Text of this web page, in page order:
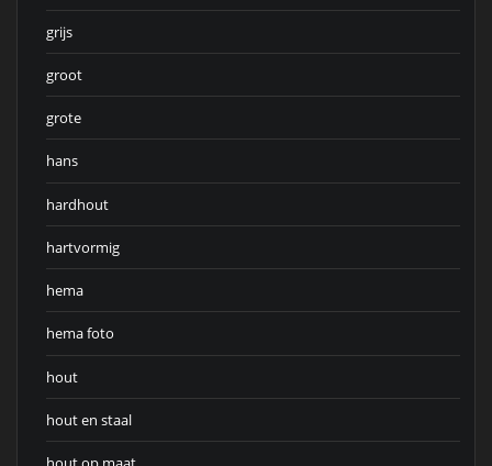
grijs
groot
grote
hans
hardhout
hartvormig
hema
hema foto
hout
hout en staal